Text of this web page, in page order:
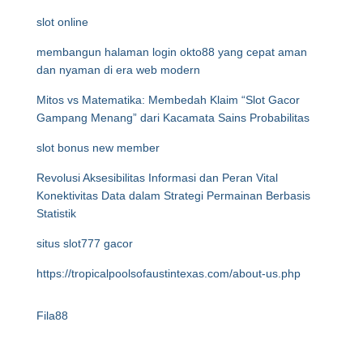
slot online
membangun halaman login okto88 yang cepat aman
dan nyaman di era web modern
Mitos vs Matematika: Membedah Klaim “Slot Gacor
Gampang Menang” dari Kacamata Sains Probabilitas
slot bonus new member
Revolusi Aksesibilitas Informasi dan Peran Vital
Konektivitas Data dalam Strategi Permainan Berbasis
Statistik
situs slot777 gacor
https://tropicalpoolsofaustintexas.com/about-us.php
Fila88